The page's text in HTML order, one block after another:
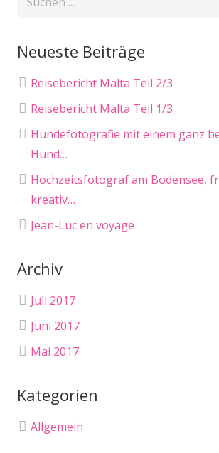
Neueste Beiträge
Reisebericht Malta Teil 2/3
Reisebericht Malta Teil 1/3
Hundefotografie mit einem ganz
Hund…
Hochzeitsfotograf am Bodensee,
kreativ…
Jean-Luc en voyage
Archiv
Juli 2017
Juni 2017
Mai 2017
Kategorien
Allgemein